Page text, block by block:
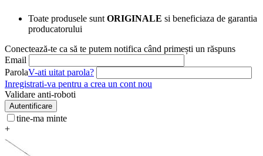
Toate produsele sunt ORIGINALE si beneficiaza de garantia
producatorului
Conectează-te ca să te putem notifica când primești un răspuns
Email
ParolaV-ati uitat parola?
Inregistrati-va pentru a crea un cont nou
Validare anti-roboti
Autentificare
tine-ma minte
+